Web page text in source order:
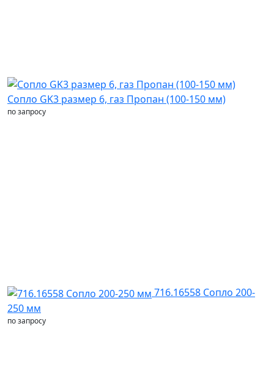
Сопло GK3 размер 6, газ Пропан (100-150 мм)
по запросу
716.16558 Сопло 200-
250 мм
по запросу